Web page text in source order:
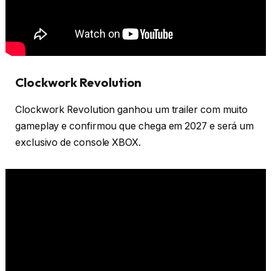
Clockwork Revolution
Clockwork Revolution ganhou um trailer com muito
gameplay e confirmou que chega em 2027 e será um
exclusivo de console XBOX.